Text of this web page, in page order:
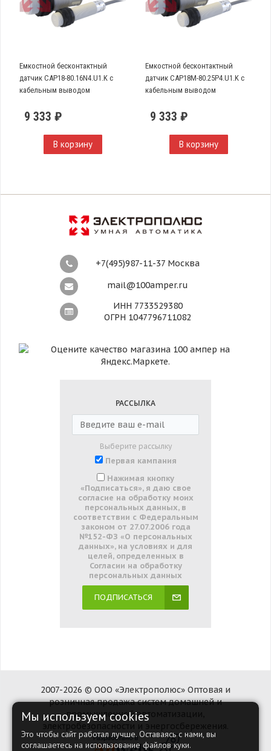
Емкостной бесконтактный
датчик CAP18-80.16N4.U1.K с
кабельным выводом
9 333 ₽
В корзину
Емкостной бесконтактный
датчик CAP18M-80.25P4.U1.K с
кабельным выводом
9 333 ₽
В корзину
+7(495)987-11-37 Москва
mail@100amper.ru
ИНН 7733529380
ОГРН 1047796711082
РАССЫЛКА
Выберите рассылку
Первая кампания
Нажимая кнопку
«Подписаться», я даю свое
согласие на обработку моих
персональных данных, в
соответствии с Федеральным
законом от 27.07.2006 года
№152-ФЗ «О персональных
данных», на условиях и для
целей, определенных в
Согласии на обработку
персональных данных
ПОДПИСАТЬСЯ
2007-2026 © ООО «Электрополюс» Оптовая и
розничная продажа систем домашней и
промышленной автоматизации,
электробезопасности и энергосбережения.
Мы используем cookies
Это чтобы сайт работал лучше. Оставаясь с нами, вы
соглашаетесь на использование файлов куки.